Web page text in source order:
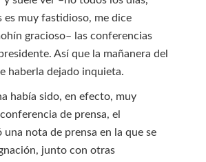
es muy fastidioso, me dice
gracioso– las conferencias
Así que la mañanera del
haberla dejado inquieta.
había sido, en efecto, muy
de prensa, el
nota de prensa en la que se
junto con otras